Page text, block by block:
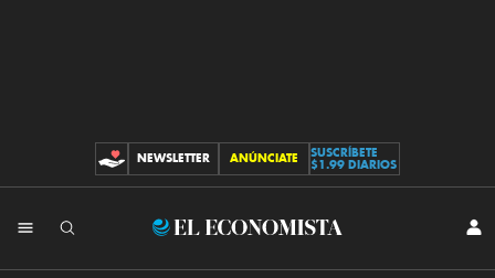
CONTRIBUCIONES
NEWSLETTER ANÚNCIATE
SUSCRÍBETE
$1.99 DIARIOS
El